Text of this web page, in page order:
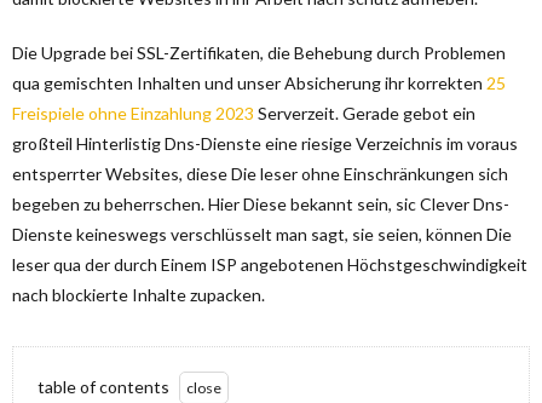
Die Upgrade bei SSL-Zertifikaten, die Behebung durch Problemen
qua gemischten Inhalten und unser Absicherung ihr korrekten 25
Freispiele ohne Einzahlung 2023 Serverzeit. Gerade gebot ein
großteil Hinterlistig Dns-Dienste eine riesige Verzeichnis im voraus
entsperrter Websites, diese Die leser ohne Einschränkungen sich
begeben zu beherrschen. Hier Diese bekannt sein, sic Clever Dns-
Dienste keineswegs verschlüsselt man sagt, sie seien, können Die
leser qua der durch Einem ISP angebotenen Höchstgeschwindigkeit
nach blockierte Inhalte zupacken.
table of contents